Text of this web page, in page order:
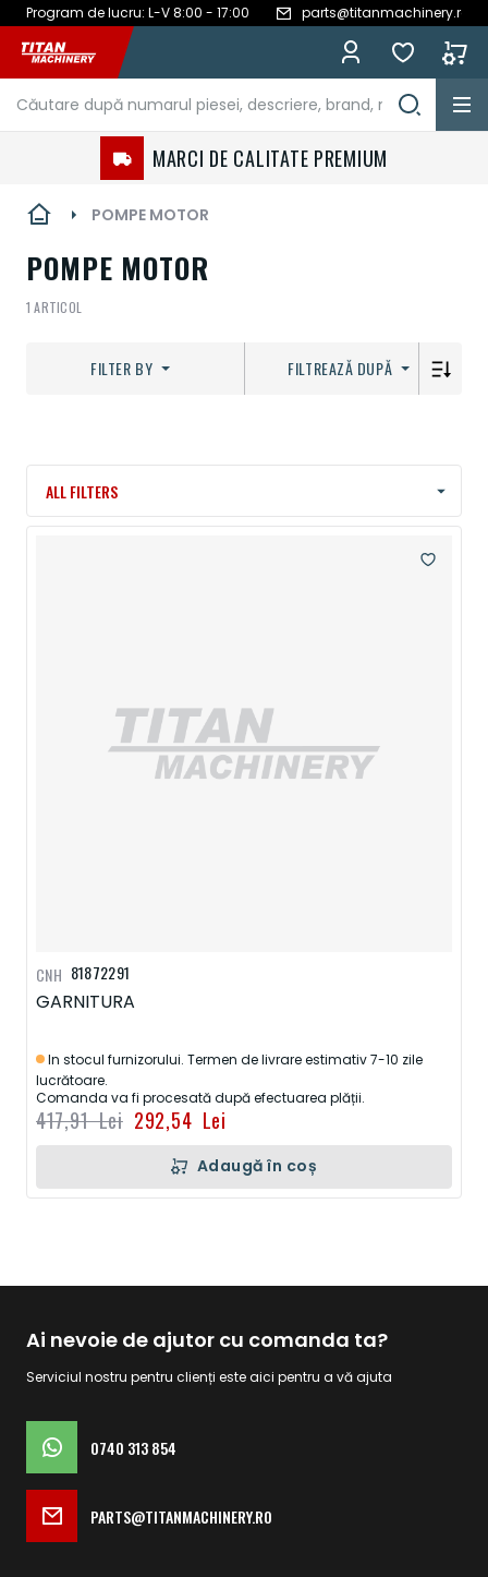
Program de lucru: L-V 8:00 - 17:00 parts@titanmachinery.ro
Mergeți
la
Conținut
MARCI DE CALITATE PREMIUM
POMPE MOTOR
POMPE MOTOR
ALL FILTERS
1 ARTICOL
FILTER BY FILTREAZĂ DUPĂ
81872291
GARNITURA
In stocul furnizorului. Termen de livrare estimativ 7-10 zile
lucrătoare.
Comanda va fi procesată după efectuarea plății.
292,54 Lei
417,91 Lei
CNH
Adaugă în coș
Ai nevoie de ajutor cu comanda ta?
Serviciul nostru pentru clienți este aici pentru a vă ajuta
0740 313 854
PARTS@TITANMACHINERY.RO